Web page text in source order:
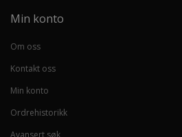
Min konto
Om oss
Kontakt oss
Min konto
Ordrehistorikk